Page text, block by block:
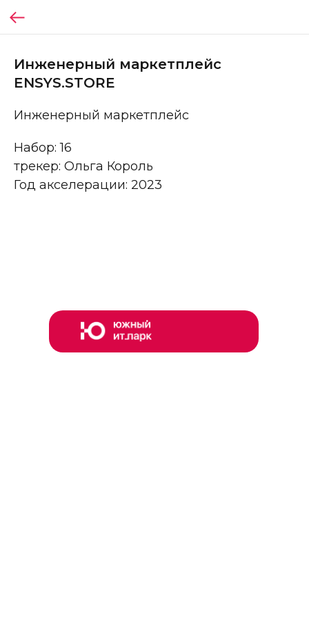
Инженерный маркетплейс
ENSYS.STORE
Инженерный маркетплейс
Набор: 16
трекер: Ольга Король
Год акселерации: 2023